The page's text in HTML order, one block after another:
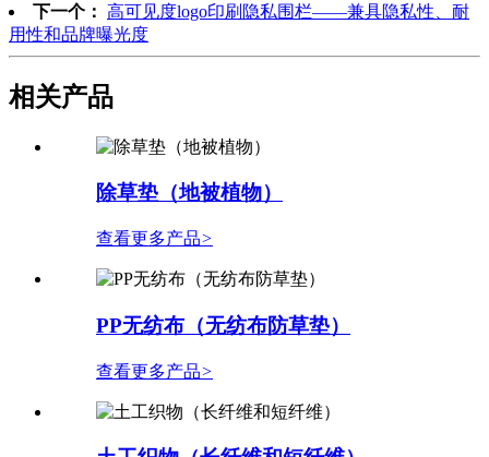
下一个： 高可见度logo印刷隐私围栏——兼具隐私性、耐
用性和品牌曝光度
相关产品
除草垫（地被植物）
查看更多产品>
PP无纺布（无纺布防草垫）
查看更多产品>